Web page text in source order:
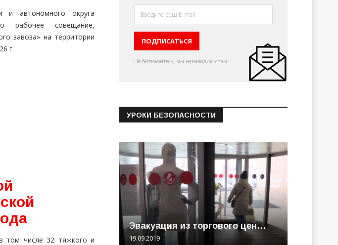
и автономного округа
рабочее совещание,
завоза» на территории
г.
в том числе 32 тяжкого и
Не беспокойтесь, мы ненавидим спам
УРОКИ БЕЗОПАСНОСТИ
Эвакуация из торгового цен…
19.09.2019